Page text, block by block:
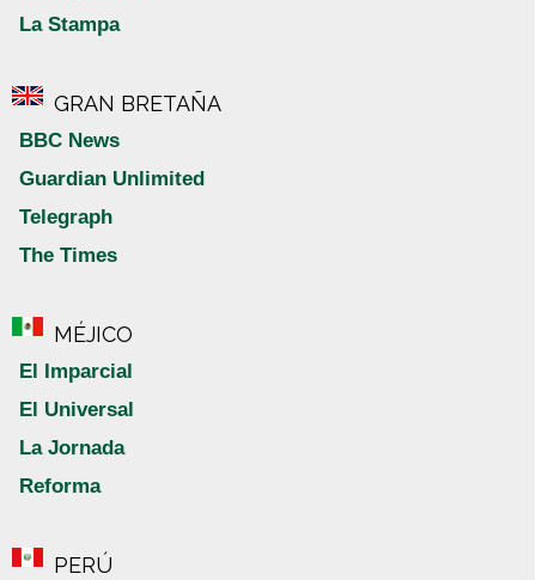
La Stampa
GRAN BRETAÑA
BBC News
Guardian Unlimited
Telegraph
The Times
MÉJICO
El Imparcial
El Universal
La Jornada
Reforma
PERÚ